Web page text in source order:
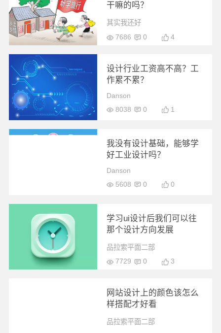
干嘛的吗？
其实我还好
7686
0 4
设计行业工资高不高？工
作累不累？
Danson
8038
0 1
我没有设计基础，能够学
好工业设计吗？
Danson
5608
0 0
学习ui设计后我们可以往
那个设计方向发展
品拉索平面二部
7729
0 3
网站设计上的颜色该怎么
样搭配才好看
品拉索平面二部